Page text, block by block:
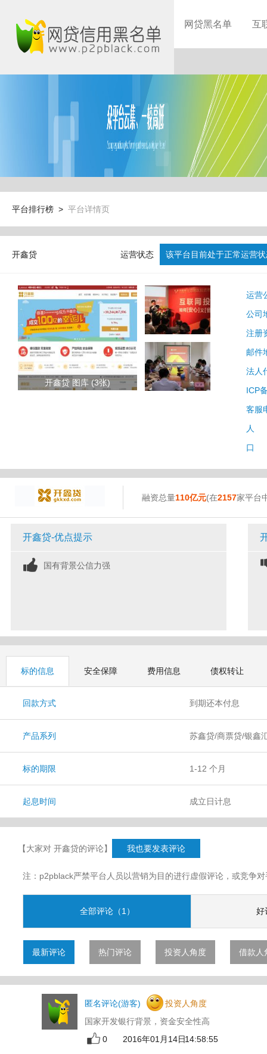
网贷黑名单 互
平台排行榜 > 平台详情页
开鑫贷 运营状态 该平台目前处于正常运营
开鑫贷 图库 (3张)
运营
公司
注册
邮件
法人
ICP
客服
人
口
融资总量110亿元(在2157家平台
开鑫贷-优点提示
国有背景公信力强
标的信息 安全保障 费用信息 债权转让
回款方式 到期还本付息
产品系列 苏鑫贷/商票贷/银鑫
标的期限 1-12 个月
起息时间 成立日计息
【大家对 开鑫贷的评论】 我也要发表评论
注：p2pblack严禁平台人员以营销为目的进行虚假评论，或竞争
全部评论（1） 好
最新评论 热门评论 投资人角度 借款人
匿名评论(游客)
投资人角度
国家开发银行背景，资金安全性高
0
2016年01月14日 14:58:55